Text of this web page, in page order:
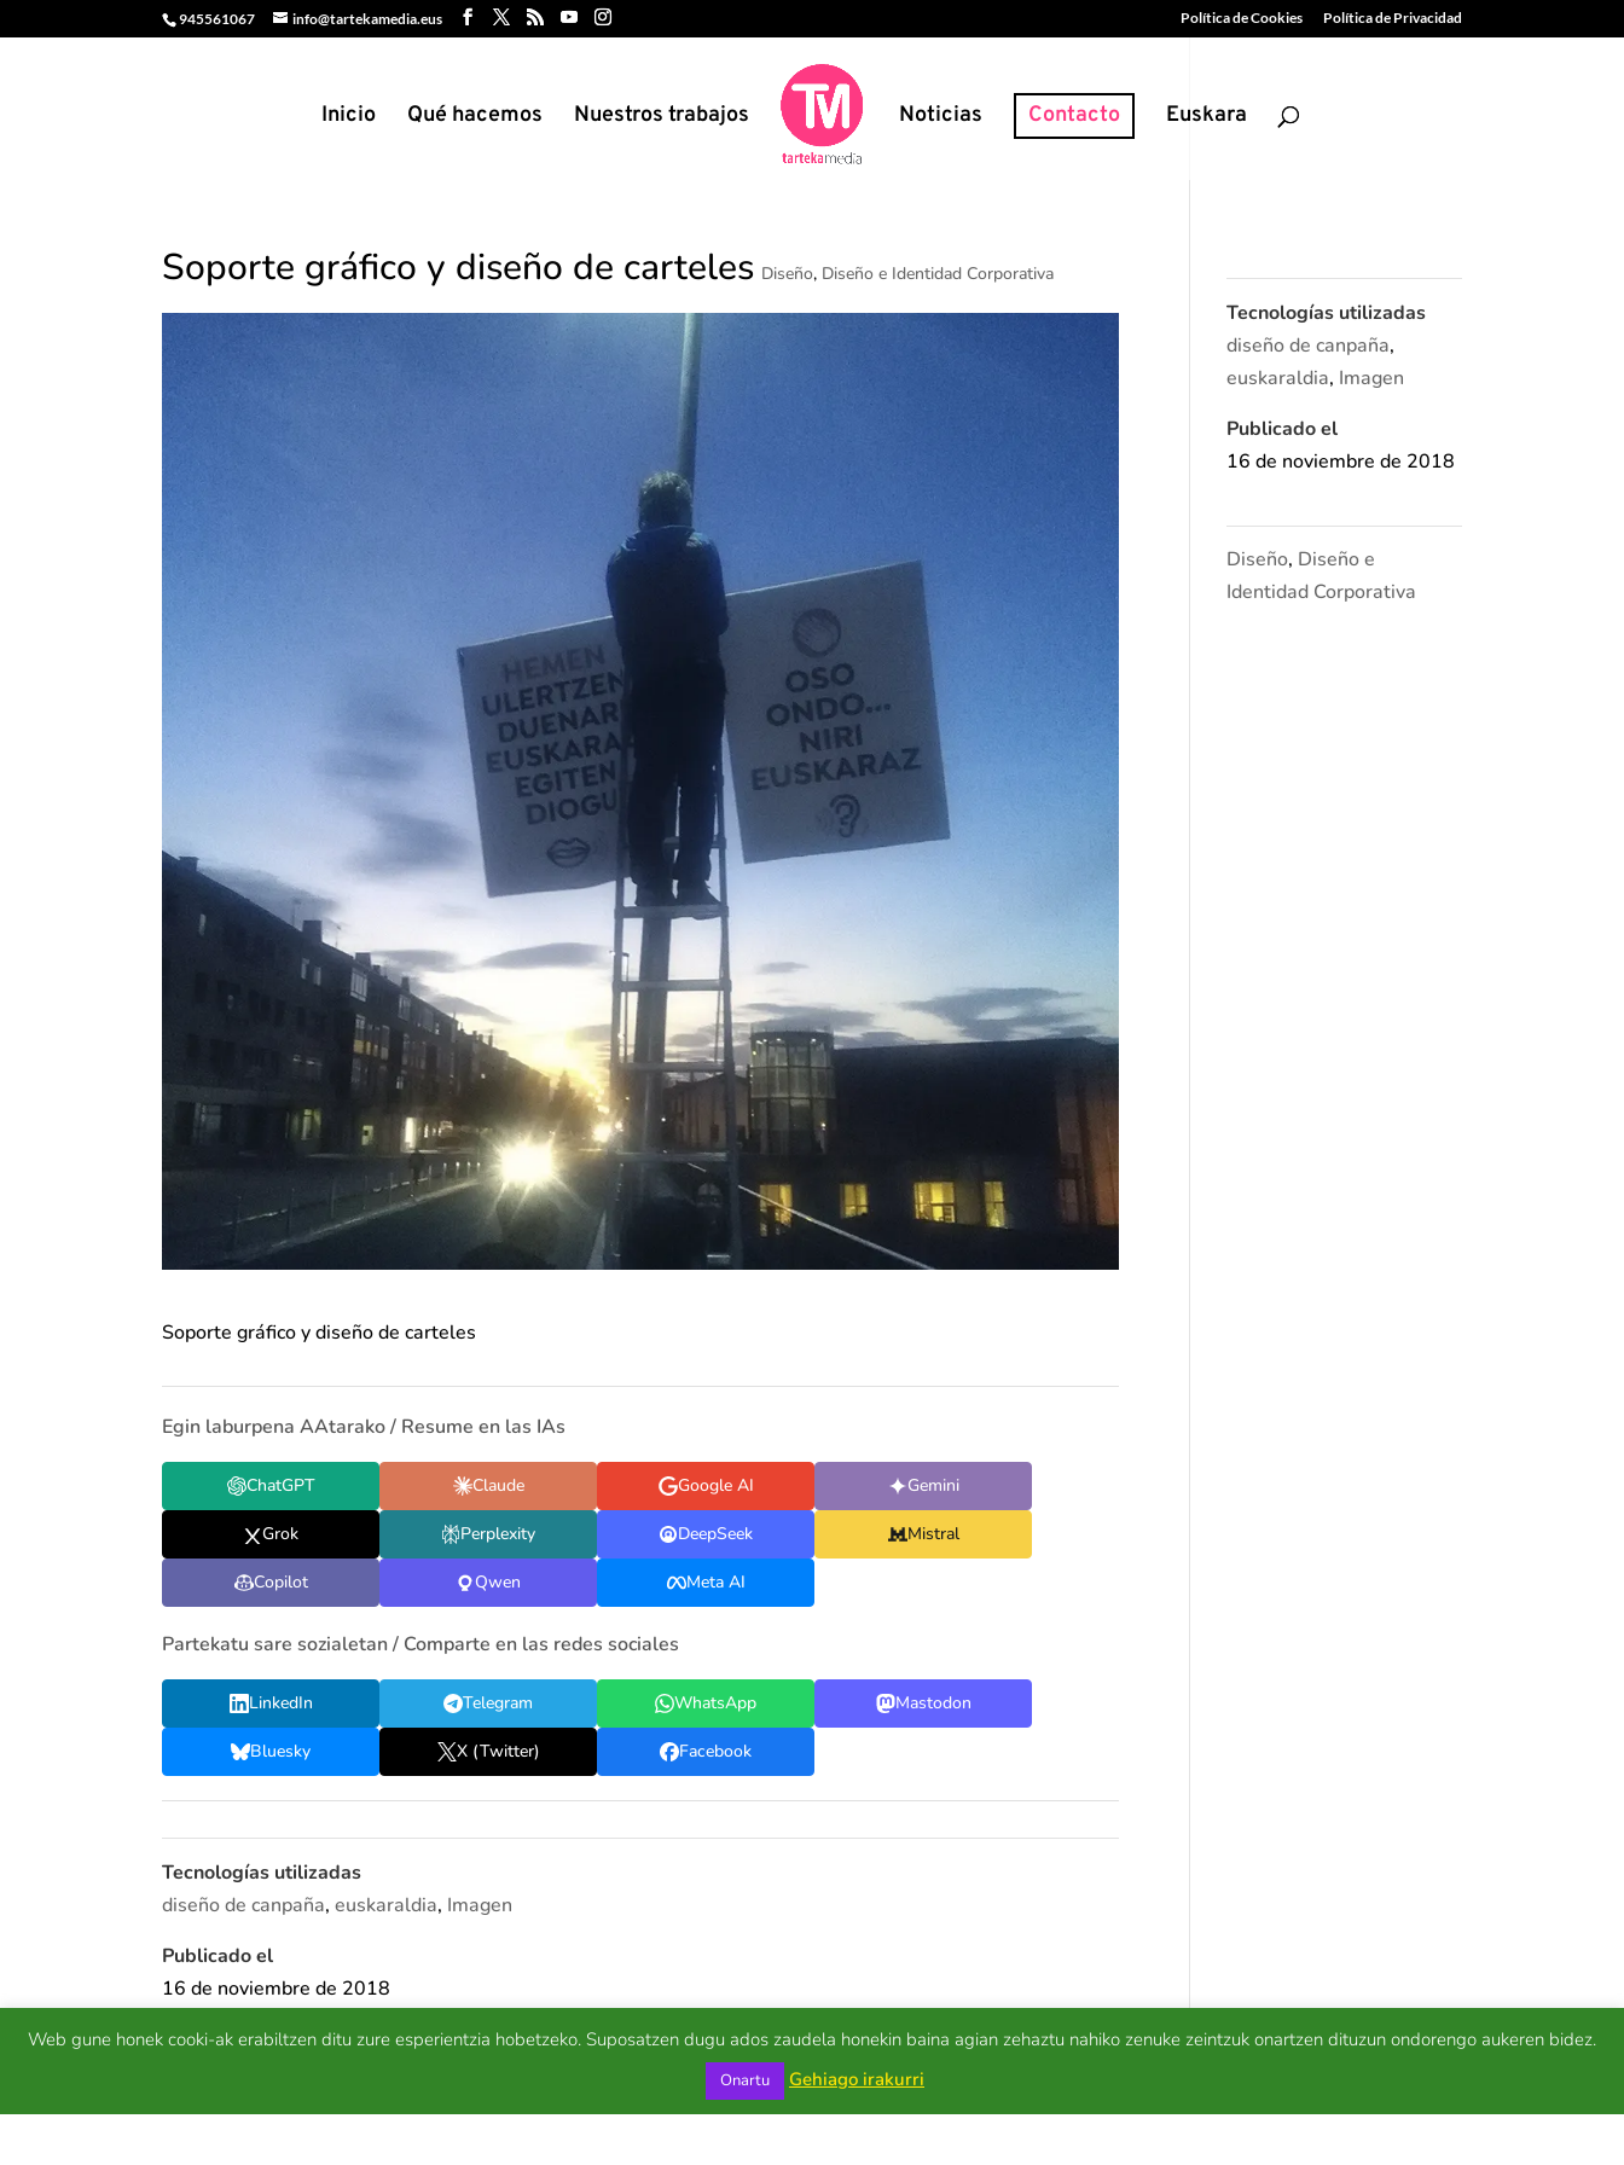
945561067 info@tartekamedia.eus Política de Cookies Política de Privacidad
Inicio Qué hacemos Nuestros trabajos Noticias Contacto Euskara
Soporte gráfico y diseño de carteles Diseño, Diseño e Identidad Corporativa
Soporte gráfico y diseño de carteles
Egin laburpena AAtarako / Resume en las IAs
ChatGPT Claude Google AI Gemini
Grok Perplexity DeepSeek Mistral
Copilot Qwen Meta AI
Partekatu sare sozialetan / Comparte en las redes sociales
LinkedIn Telegram WhatsApp Mastodon
Bluesky X (Twitter) Facebook
Tecnologías utilizadas
diseño de canpaña,euskaraldia, Imagen
Publicado el
16 de noviembre de 2018
Tecnologías utilizadas
diseño de canpaña,
euskaraldia, Imagen
Publicado el
16 de noviembre de 2018
Diseño, Diseño e
Identidad Corporativa
Web gune honek cooki-ak erabiltzen ditu zure esperientzia hobetzeko. Suposatzen dugu ados zaudela honekin baina agian zehaztu nahiko zenuke zeintzuk onartzen dituzun ondorengo aukeren bidez.
Onartu Gehiago irakurri